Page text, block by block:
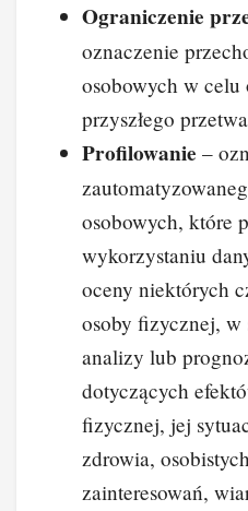
Ograniczenie
oznaczenie
osobowych w
przyszłego
Profilowanie –
osobowych, które
wykorzystaniu
oceny niektórych
osoby fizycznej, w
analizy lub
dotyczących
fizycznej, jej
zdrowia,
zainteresowań,